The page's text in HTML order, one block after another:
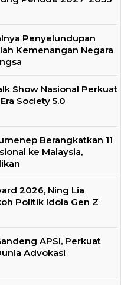
Penyelundupan
Kemenangan Negara
Show Nasional Perkuat
Society 5.0
Berangkatkan 11
ke Malaysia,
2026, Ning Lia
Politik Idola Gen Z
APSI, Perkuat
Advokasi